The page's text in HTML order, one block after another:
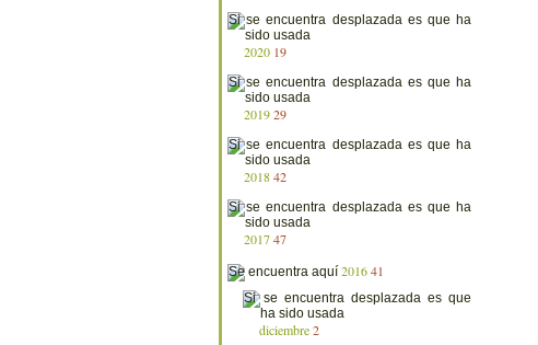
2020 19
201929
201842
201747
201641
diciembre 2